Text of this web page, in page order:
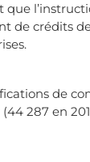
que
de crédits
de
287 en